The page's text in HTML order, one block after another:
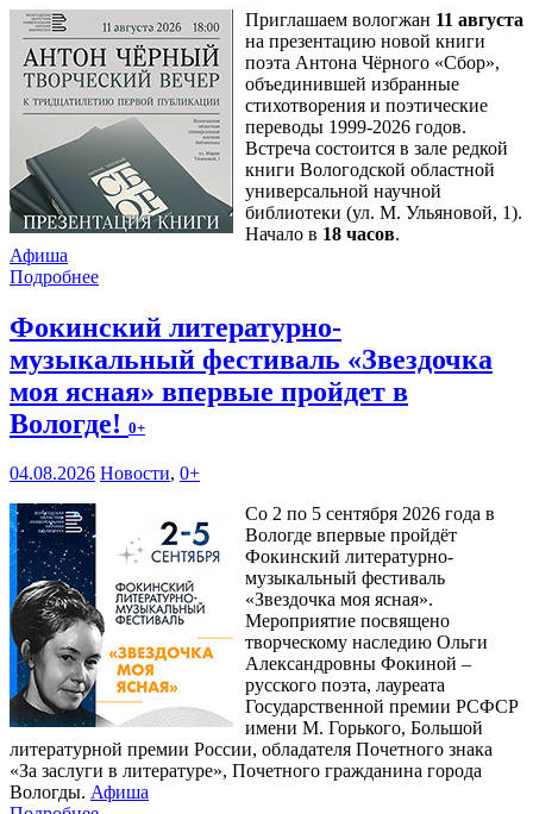
Приглашаем вологжан 11 августа
на презентацию новой книги
поэта Антона Чёрного «Сбор»,
объединившей избранные
стихотворения и поэтические
переводы 1999-2026 годов.
Встреча состоится в зале редкой
книги Вологодской областной
универсальной научной
библиотеки (ул. М. Ульяновой, 1).
Начало в 18 часов.
Афиша
Подробнее
Фокинский литературно-
музыкальный фестиваль «Звездочка
моя ясная» впервые пройдет в
Вологде! 0+
04.08.2026 Новости, 0+
Со 2 по 5 сентября 2026 года в
Вологде впервые пройдёт
Фокинский литературно-
музыкальный фестиваль
«Звездочка моя ясная».
Мероприятие посвящено
творческому наследию Ольги
Александровны Фокиной –
русского поэта, лауреата
Государственной премии РСФСР
имени М. Горького, Большой
литературной премии России, обладателя Почетного знака
«За заслуги в литературе», Почетного гражданина города
Вологды. Афиша